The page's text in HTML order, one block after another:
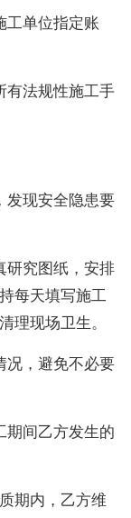
单位指定账
法规性施工手
现安全隐患要
究图纸，安排
每天填写施工
理现场卫生。
，避免不必要
间乙方发生的
期内，乙方维